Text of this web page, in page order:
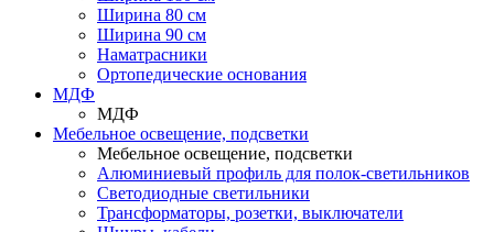
Ширина 80 см
Ширина 90 см
Наматрасники
Ортопедические основания
МДФ
МДФ
Мебельное освещение, подсветки
Мебельное освещение, подсветки
Алюминиевый профиль для полок-светильников
Светодиодные светильники
Трансформаторы, розетки, выключатели